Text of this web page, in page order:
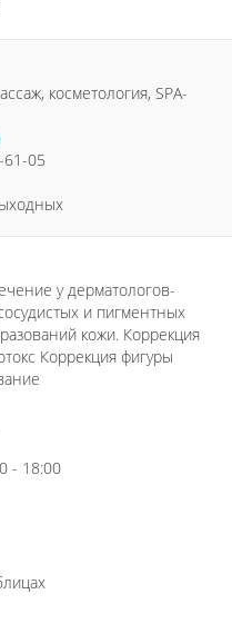
косметология, SPA-
05
у дерматологов-
и пигментных
кожи. Коррекция
Коррекция фигуры
- 18:00